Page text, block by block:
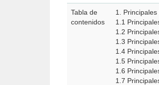
Tabla de
contenidos
1.
1.1
1.2
1.3
1.4
1.5
1.6
1.7